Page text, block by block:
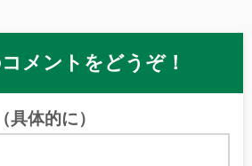
メントをどうぞ！
具体的に）